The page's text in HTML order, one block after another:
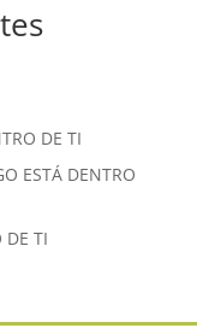
DE TI
ESTÁ DENTRO
DE TI